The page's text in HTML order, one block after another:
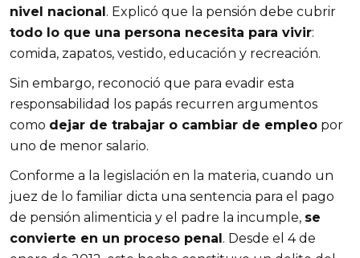
nivel nacional . Explicó que la pensión debe cubrir
todo lo que una persona necesita para vivir:
comida, zapatos, vestido, educación y recreación.
Sin embargo, reconoció que para evadir esta
responsabilidad los papás recurren argumentos
como dejar de trabajar o cambiar de empleo por
uno de menor salario.
Conforme a la legislación en la materia, cuando un
juez de lo familiar dicta una sentencia para el pago
de pensión alimenticia y el padre la incumple, se
convierte en un proceso penal . Desde el 4 de